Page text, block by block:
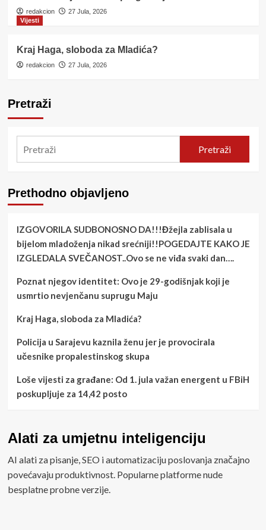
redakcion
27 Jula, 2026
Vijesti
Kraj Haga, sloboda za Mladića?
redakcion 27 Jula, 2026
Pretraži
Pretraži
Prethodno objavljeno
IZGOVORILA SUDBONOSNO DA!!!Đžejla zablisala u
bijelom mladoženja nikad srećniji!!POGEDAJTE KAKO JE
IZGLEDALA SVEČANOST..Ovo se ne viđa svaki dan….
Poznat njegov identitet: Ovo je 29-godišnjak koji je
usmrtio nevjenčanu suprugu Maju
Kraj Haga, sloboda za Mladića?
Policija u Sarajevu kaznila ženu jer je provocirala
učesnike propalestinskog skupa
Loše vijesti za građane: Od 1. jula važan energent u FBiH
poskupljuje za 14,42 posto
Alati za umjetnu inteligenciju
AI alati za pisanje, SEO i automatizaciju poslovanja značajno
povećavaju produktivnost. Popularne platforme nude
besplatne probne verzije.